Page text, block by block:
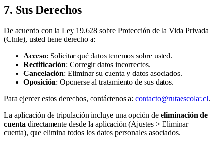
7. Sus Derechos
De acuerdo con la Ley 19.628 sobre Protección de la Vida Privada
(Chile), usted tiene derecho a:
Acceso: Solicitar qué datos tenemos sobre usted.
Rectificación: Corregir datos incorrectos.
Cancelación: Eliminar su cuenta y datos asociados.
Oposición: Oponerse al tratamiento de sus datos.
Para ejercer estos derechos, contáctenos a: contacto@rutaescolar.cl.
La aplicación de tripulación incluye una opción de eliminación de
cuenta directamente desde la aplicación (Ajustes > Eliminar
cuenta), que elimina todos los datos personales asociados.